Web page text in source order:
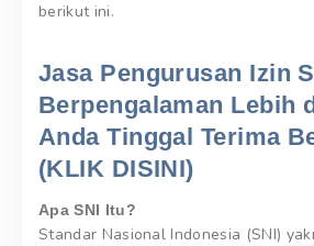
berikut ini.
Jasa Pengurusan Izin
Berpengalaman Lebih
Anda Tinggal Terima
(KLIK DISINI)
Apa SNI Itu?
Standar Nasional Indonesia (SNI)